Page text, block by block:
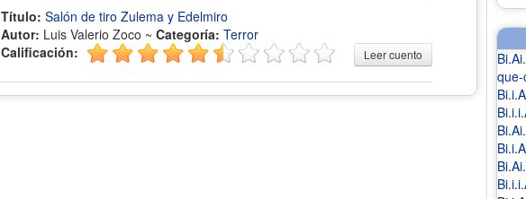
Título: Salón de tiro Zulema y Edelmiro
Autor: Luis Valerio Zoco ~ Categoría: Terror
Calificación:
Leer cuento